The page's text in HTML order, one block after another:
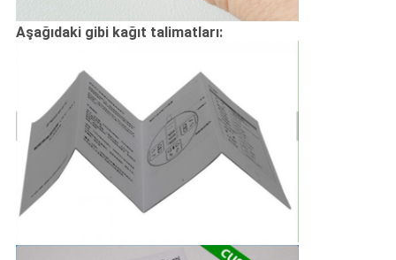
Aşağıdaki gibi kağıt talimatları: